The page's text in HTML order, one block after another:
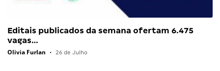
Editais publicados da semana ofertam 6.475
vagas…
Olivia Furlan • 26 de Julho